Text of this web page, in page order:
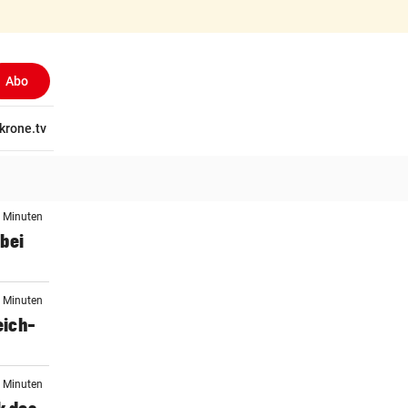
Abo
krone.tv
Minuten
Minuten
Minuten